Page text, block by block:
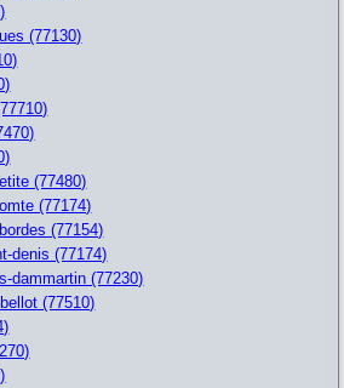
(77130)
(77480)
(77174)
(77154)
denis (77174)
dammartin (77230)
(77510)